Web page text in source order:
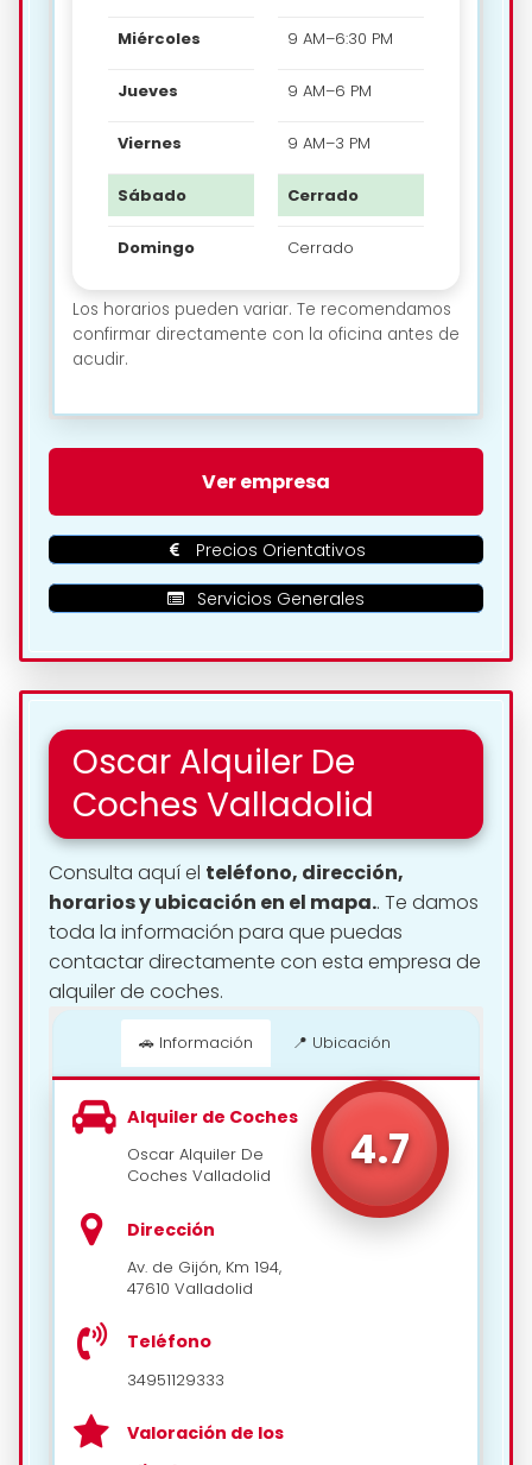
Miércoles 9 AM–6:30 PM
Jueves 9 AM–6 PM
Viernes 9 AM–3 PM
Sábado Cerrado
Domingo Cerrado
Los horarios pueden variar. Te recomendamos
confirmar directamente con la oficina antes de
acudir.
🗺️ Ubicación de Renting
Pucela en Valladolid:
📍 Cómo llegar
Ver empresa
Precios Orientativos
Servicios Generales
Oscar Alquiler De
Coches Valladolid
Consulta aquí el teléfono, dirección,
horarios y ubicación en el mapa.. Te damos
toda la información para que puedas
contactar directamente con esta empresa de
alquiler de coches.
🚗 Información 📍 Ubicación
4.7
Alquiler de Coches
Oscar Alquiler De
Coches Valladolid
Dirección
Av. de Gijón, Km 194,
47610 Valladolid
Teléfono
34951129333
Valoración de los